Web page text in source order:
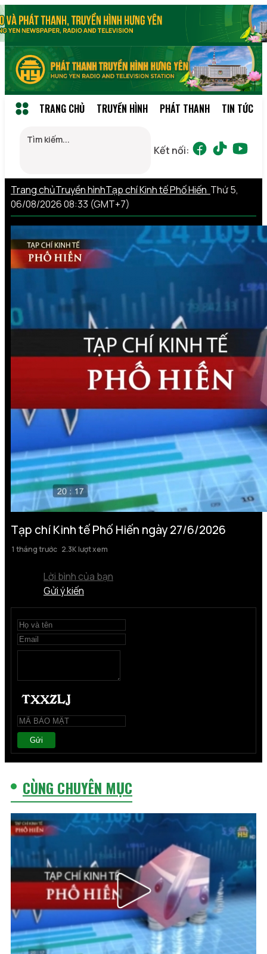
TRANG CHỦ TRUYỀN HÌNH PHÁT THANH TIN TỨC
Kết nối:
Trang chủTruyền hìnhTạp chí Kinh tế Phố Hiến Thứ 5,
06/08/2026 08:33 (GMT+7)
Tạp chí Kinh tế Phố Hiến ngày 27/6/2026
1 tháng trước 2.3K lượt xem
Lời bình của bạn
Gửi ý kiến
Gửi
CÙNG CHUYÊN MỤC